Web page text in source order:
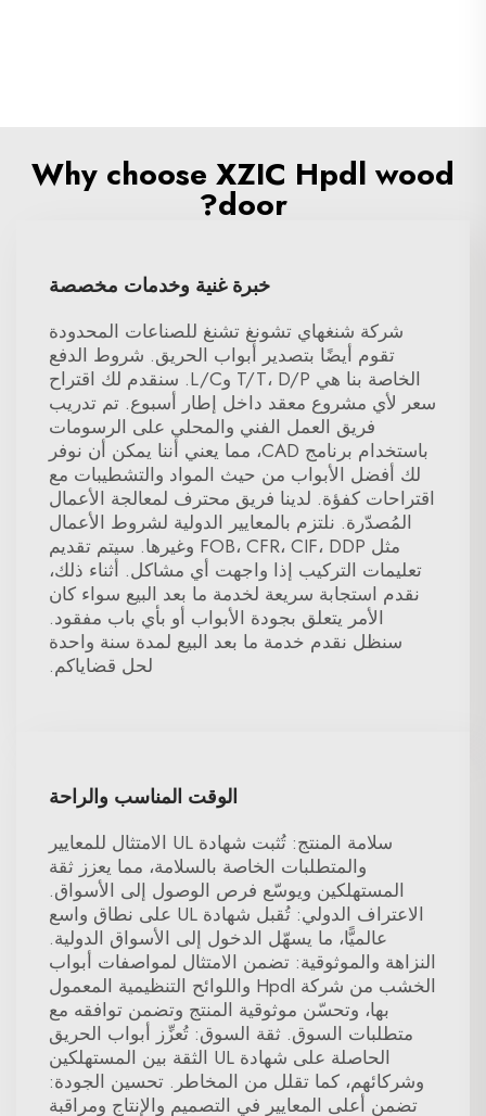
Why choose XZIC Hpdl wood
door?
خبرة غنية وخدمات مخصصة
شركة شنغهاي تشونغ تشنغ للصناعات المحدودة
تقوم أيضًا بتصدير أبواب الحريق. شروط الدفع
الخاصة بنا هي T/T، D/P وL/C. سنقدم لك اقتراح
سعر لأي مشروع معقد داخل إطار أسبوع. تم تدريب
فريق العمل الفني والمحلي على الرسومات
باستخدام برنامج CAD، مما يعني أننا يمكن أن نوفر
لك أفضل الأبواب من حيث المواد والتشطيبات مع
اقتراحات كفؤة. لدينا فريق محترف لمعالجة الأعمال
المُصدّرة. نلتزم بالمعايير الدولية لشروط الأعمال
مثل FOB، CFR، CIF، DDP وغيرها. سيتم تقديم
تعليمات التركيب إذا واجهت أي مشاكل. أثناء ذلك،
نقدم استجابة سريعة لخدمة ما بعد البيع سواء كان
الأمر يتعلق بجودة الأبواب أو بأي باب مفقود.
سنظل نقدم خدمة ما بعد البيع لمدة سنة واحدة
لحل قضاياكم.
الوقت المناسب والراحة
سلامة المنتج: تُثبت شهادة UL الامتثال للمعايير
والمتطلبات الخاصة بالسلامة، مما يعزز ثقة
المستهلكين ويوسّع فرص الوصول إلى الأسواق.
الاعتراف الدولي: تُقبل شهادة UL على نطاق واسع
عالميًّا، ما يسهّل الدخول إلى الأسواق الدولية.
النزاهة والموثوقية: تضمن الامتثال لمواصفات أبواب
الخشب من شركة Hpdl واللوائح التنظيمية المعمول
بها، وتحسّن موثوقية المنتج وتضمن توافقه مع
متطلبات السوق. ثقة السوق: تُعزِّز أبواب الحريق
الحاصلة على شهادة UL الثقة بين المستهلكين
وشركائهم، كما تقلل من المخاطر. تحسين الجودة:
تضمن أعلى المعايير في التصميم والإنتاج ومراقبة